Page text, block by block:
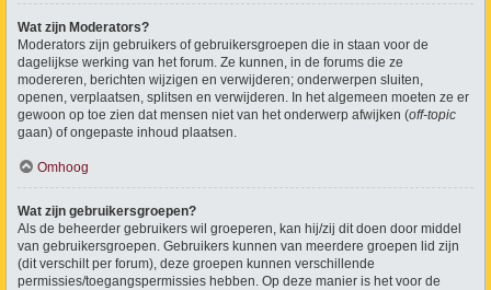
Wat zijn Moderators?
Moderators zijn gebruikers of gebruikersgroepen die in staan voor de
dagelijkse werking van het forum. Ze kunnen, in de forums die ze
modereren, berichten wijzigen en verwijderen; onderwerpen sluiten,
openen, verplaatsen, splitsen en verwijderen. In het algemeen moeten ze er
gewoon op toe zien dat mensen niet van het onderwerp afwijken (off-topic
gaan) of ongepaste inhoud plaatsen.
Omhoog
Wat zijn gebruikersgroepen?
Als de beheerder gebruikers wil groeperen, kan hij/zij dit doen door middel
van gebruikersgroepen. Gebruikers kunnen van meerdere groepen lid zijn
(dit verschilt per forum), deze groepen kunnen verschillende
permissies/toegangspermissies hebben. Op deze manier is het voor de